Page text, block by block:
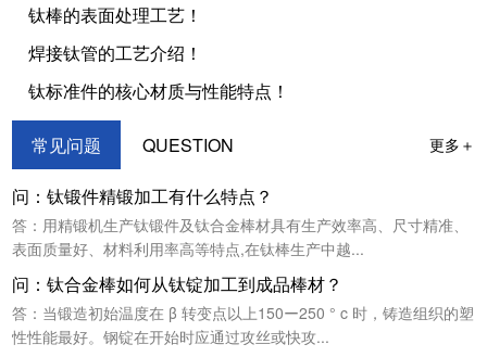
钛棒的表面处理工艺！
焊接钛管的工艺介绍！
钛标准件的核心材质与性能特点！
常见问题 QUESTION 更多＋
问：钛锻件精锻加工有什么特点？
答：用精锻机生产钛锻件及钛合金棒材具有生产效率高、尺寸精准、
表面质量好、材料利用率高等特点,在钛棒生产中越...
问：钛合金棒如何从钛锭加工到成品棒材？
答：当锻造初始温度在 β 转变点以上150ー250 ° c 时，铸造组织的塑
性性能最好。钢锭在开始时应通过攻丝或快攻...